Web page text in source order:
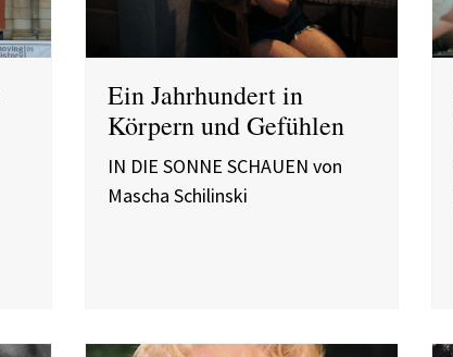
Ein Jahrhundert in
Körpern und Gefühlen
IN DIE SONNE SCHAUEN von
Mascha Schilinski